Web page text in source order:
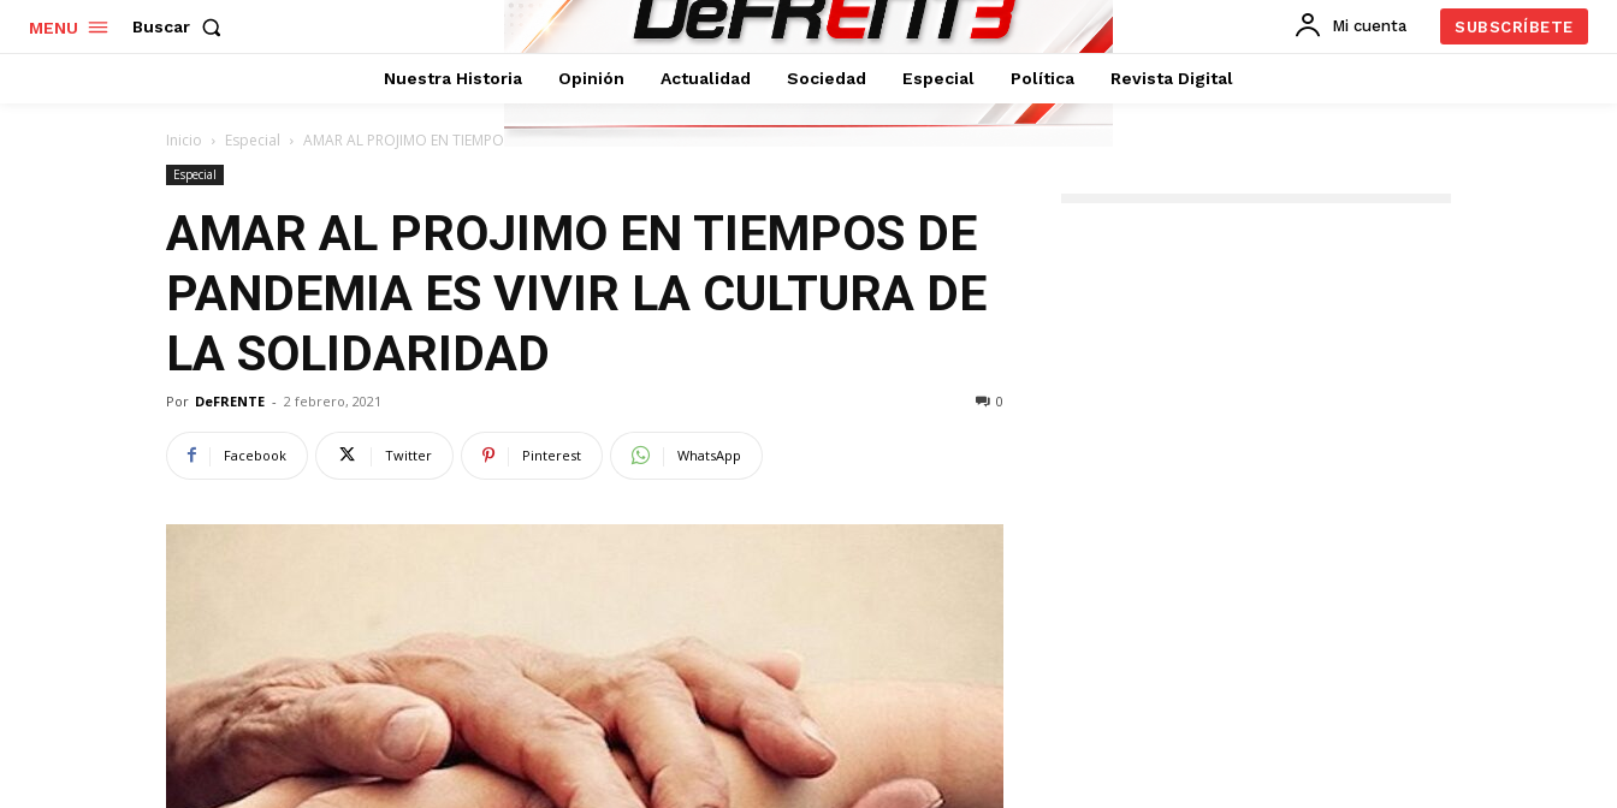
MENU Buscar Mi cuenta SUBSCRÍBETE
Nuestra Historia Opinión Actualidad Sociedad Especial Política Revista Digital
Inicio Especial AMAR AL PROJIMO EN TIEMPOS DE PANDEMIA ES VIVIR LA CULTURA...
Especial
AMAR AL PROJIMO EN TIEMPOS DE
PANDEMIA ES VIVIR LA CULTURA DE
LA SOLIDARIDAD
Por DeFRENTE - 2 febrero, 2021 0
Facebook Twitter Pinterest WhatsApp